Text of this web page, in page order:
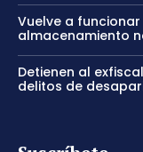
Vuelve a
almacenamiento
Detienen al
delitos de